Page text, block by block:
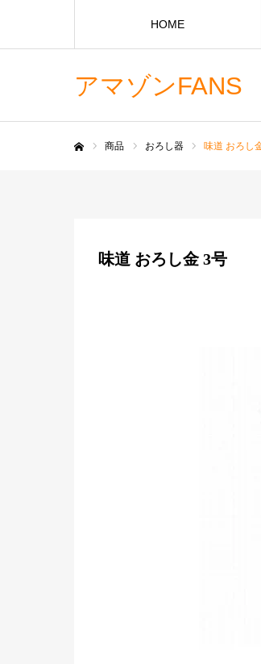
アマゾンFANS
HOME
商品 おろし器 味道 おろし
味道 おろし金 3号